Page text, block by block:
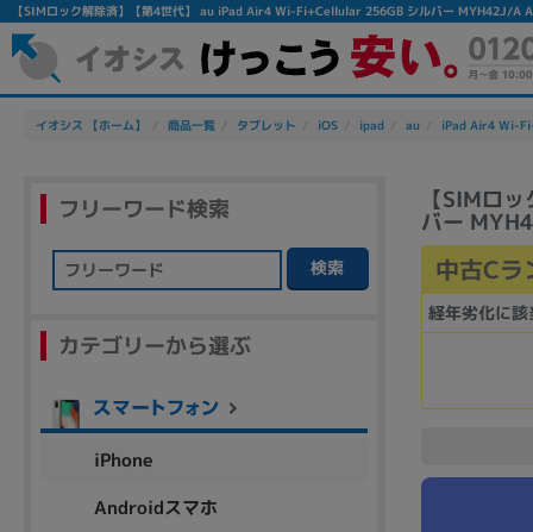
【SIMロック解除済】【第4世代】 au iPad Air4 Wi-Fi+Cellular 256GB シルバー MYH42J/A
イオシス 【ホーム】 商品一覧 タブレット iOS ipad au iPad Air4 Wi-
【SIMロ
バー
中古Cラ
経年劣化に該
フリーワード検索
検索
カテゴリーから選ぶ
iPhone
Androidスマホ
除外ワード
人気の検索ワード：Let's note EliteBook